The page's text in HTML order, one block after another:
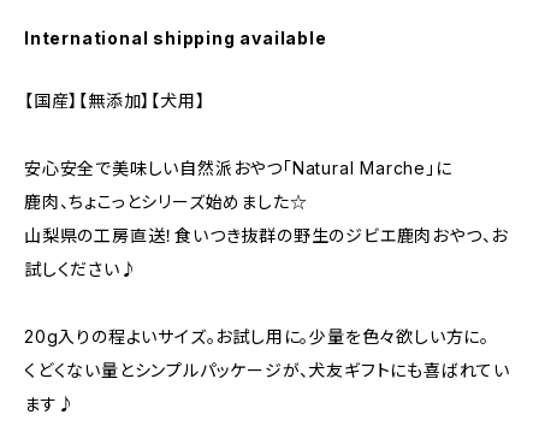
International shipping available
【国産】【無添加】【犬用】
安心安全で美味しい自然派おやつ「Natural Marche」に
鹿肉、ちょこっとシリーズ始めました☆
山梨県の工房直送！食いつき抜群の野生のジビエ鹿肉おやつ、お
試しください♪
20g入りの程よいサイズ。お試し用に。少量を色々欲しい方に。
くどくない量とシンプルパッケージが、犬友ギフトにも喜ばれてい
ます♪